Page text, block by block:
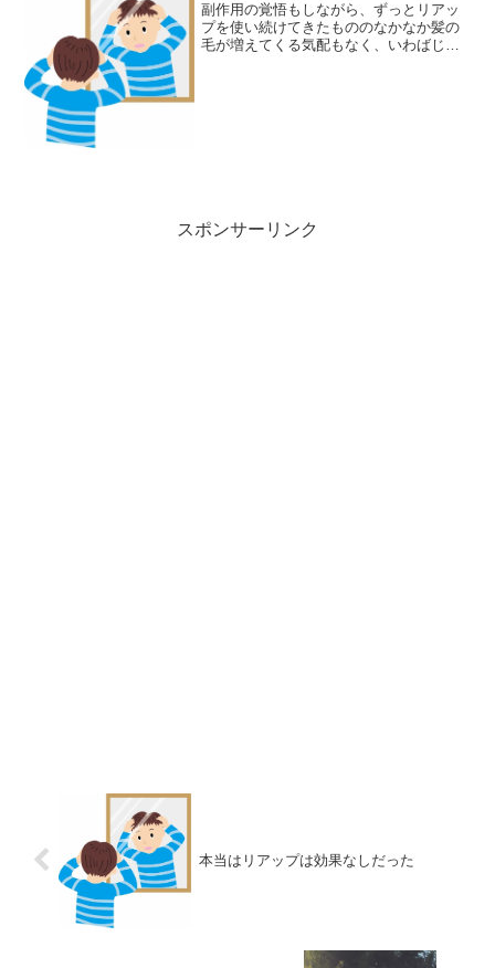
副作用の覚悟もしながら、ずっとリアッ
プを使い続けてきたもののなかなか髪の
毛が増えてくる気配もなく、いわばじり
スポンサーリンク
本当はリアップは効果なしだった